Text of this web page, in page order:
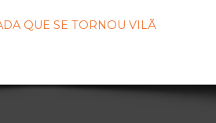
QUE SE TORNOU VILÃ